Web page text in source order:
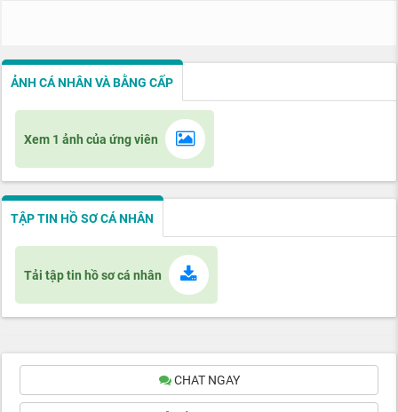
ẢNH CÁ NHÂN VÀ BẰNG CẤP
Xem 1 ảnh của ứng viên
TẬP TIN HỒ SƠ CÁ NHÂN
Tải tập tin hồ sơ cá nhân
CHAT NGAY